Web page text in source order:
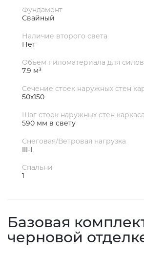
Фундамент
Свайный
Наличие второго света
Нет
Объем пиломатериала для
7.9 м³
Сечение стоек наружных стен
50х150
Шаг стоек наружных стен каркаса
590 мм в свету
Снеговая/Ветровая нагрузка
III-I
Спальни
1
Базовая
черновой